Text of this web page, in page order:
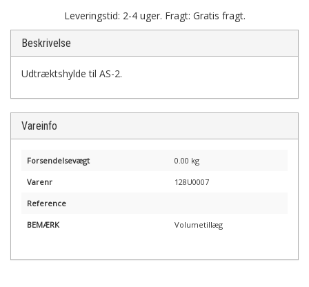
Leveringstid: 2-4 uger. Fragt: Gratis fragt.
Beskrivelse
Udtræktshylde til AS-2.
Vareinfo
Forsendelsevægt 0.00 kg
Varenr 128U0007
Reference
BEMÆRK Volumetillæg